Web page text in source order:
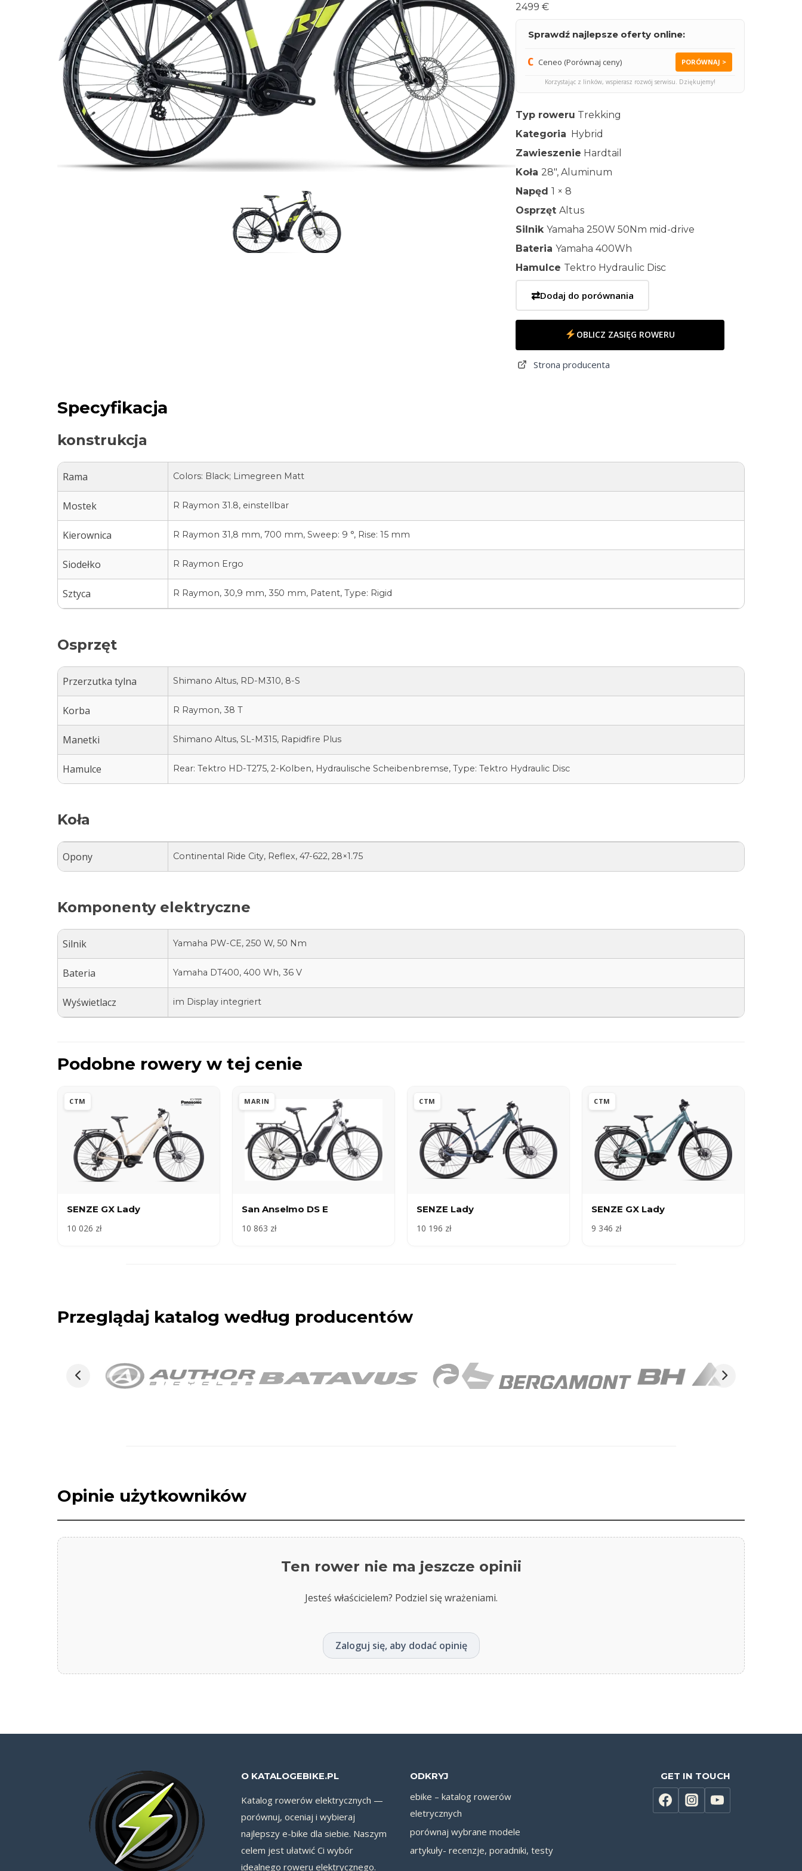
2499 €
Sprawdź najlepsze oferty online:
Ceneo (Porównaj ceny) PORÓWNAJ >
Korzystając z linków, wspierasz rozwój serwisu. Dziękujemy!
Typ roweru Trekking
Kategoria Hybrid
Zawieszenie Hardtail
Koła 28″, Aluminum
Napęd 1 × 8
Osprzęt Altus
Silnik Yamaha 250W 50Nm mid-drive
Bateria Yamaha 400Wh
Hamulce Tektro Hydraulic Disc
⇄Dodaj do porównania
OBLICZ ZASIĘG ROWERU
Strona producenta
Specyfikacja
konstrukcja
Rama Colors: Black; Limegreen Matt
Mostek R Raymon 31.8, einstellbar
Kierownica R Raymon 31,8 mm, 700 mm, Sweep: 9 °, Rise: 15 mm
Siodełko R Raymon Ergo
Sztyca R Raymon, 30,9 mm, 350 mm, Patent, Type: Rigid
Osprzęt
Przerzutka tylna Shimano Altus, RD-M310, 8-S
Korba R Raymon, 38 T
Manetki Shimano Altus, SL-M315, Rapidfire Plus
Hamulce Rear: Tektro HD-T275, 2-Kolben, Hydraulische Scheibenbremse, Type: Tektro Hydraulic Disc
Koła
Opony Continental Ride City, Reflex, 47-622, 28×1.75
Komponenty elektryczne
Silnik Yamaha PW-CE, 250 W, 50 Nm
Bateria Yamaha DT400, 400 Wh, 36 V
Wyświetlacz im Display integriert
Podobne rowery w tej cenie
CTM
SENZE GX Lady
10 026 zł
MARIN
San Anselmo DS E
10 863 zł
CTM
SENZE Lady
10 196 zł
CTM
SENZE GX Lady
9 346 zł
Przeglądaj katalog według producentów
Opinie użytkowników
Ten rower nie ma jeszcze opinii
Jesteś właścicielem? Podziel się wrażeniami.
Zaloguj się, aby dodać opinię
O KATALOGEBIKE.PL
Katalog rowerów elektrycznych —
porównuj, oceniaj i wybieraj
najlepszy e-bike dla siebie. Naszym
celem jest ułatwić Ci wybór
idealnego roweru elektrycznego.
ODKRYJ
ebike – katalog rowerów
eletrycznych
porównaj wybrane modele
artykuły- recenzje, poradniki, testy
GET IN TOUCH